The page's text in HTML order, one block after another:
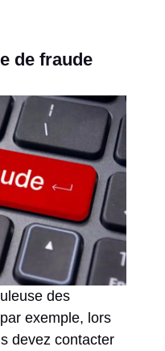
de fraude
des
exemple, lors
devez contacter